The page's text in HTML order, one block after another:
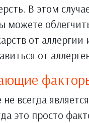
В этом
можете
от аллергии
от
всегда
это просто